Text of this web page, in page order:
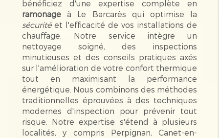
bénéficiez d'une expertise complète en
ramonageà Le Barcarès qui optimise la
sécuritéet l'efficacité de vos installations de
chauffage. Notre service intègre un
nettoyage soigné, des inspections
minutieuses et des conseils pratiques axés
sur l'amélioration de votre confort thermique
tout en maximisant la performance
énergétique. Nous combinons des méthodes
traditionnelles éprouvées à des techniques
modernes d'inspection pour prévenir tout
risque. Notre expertise s'étend à plusieurs
localités, y compris Perpignan, Canet-en-